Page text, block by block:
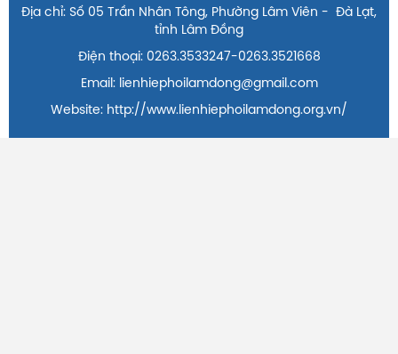
Địa chỉ: Số 05 Trần Nhân Tông, Phường Lâm Viên - Đà Lạt,
tỉnh Lâm Đồng
Điện thoại: 0263.3533247-0263.3521668
Email: lienhiephoilamdong@gmail.com
Website: http://www.lienhiephoilamdong.org.vn/